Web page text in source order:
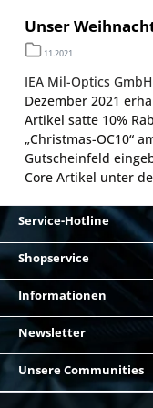
Unser
11.2021
IEA Mil-Optics GmbH
Dezember 2021
Artikel satte 10%
„Christmas-OC10“
Gutscheinfeld
Core Artikel unter
Service-Hotline
Shopservice
Informationen
Newsletter
Unsere Communities